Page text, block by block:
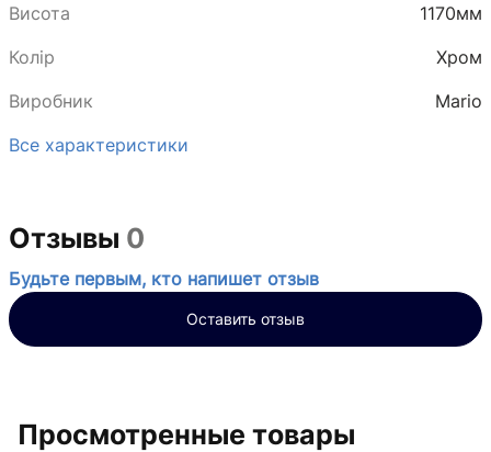
Висота
1170мм
Колір
Хром
Виробник
Mario
Все характеристики
Отзывы 0
Будьте первым, кто напишет отзыв
Оставить отзыв
Просмотренные товары